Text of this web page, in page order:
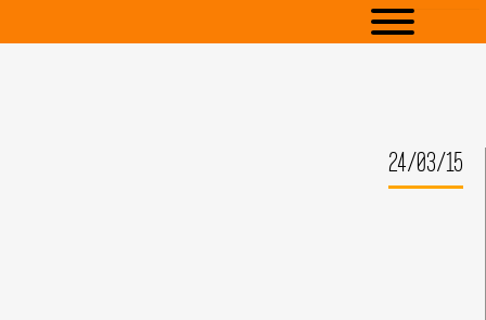
24/03/15